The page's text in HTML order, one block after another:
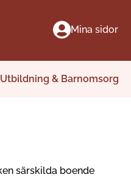
Mina sidor
Utbildning & Barnomsorg
särskilda boende